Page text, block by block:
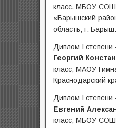
класс, МБОУ
«Барышский
область, г. Барыш.
Диплом I степени
Георгий
класс, МАОУ
Краснодарский
Диплом I степени
Евгений
класс, МБОУ